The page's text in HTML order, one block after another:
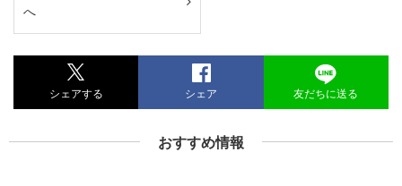
へ
シェアする シェア 友だちに送る
おすすめ情報